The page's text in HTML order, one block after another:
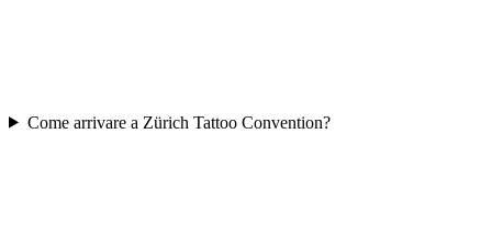
Come arrivare a Zürich Tattoo Convention?